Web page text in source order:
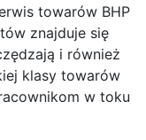
towarów BHP
znajduje się
i również
klasy towarów
w toku